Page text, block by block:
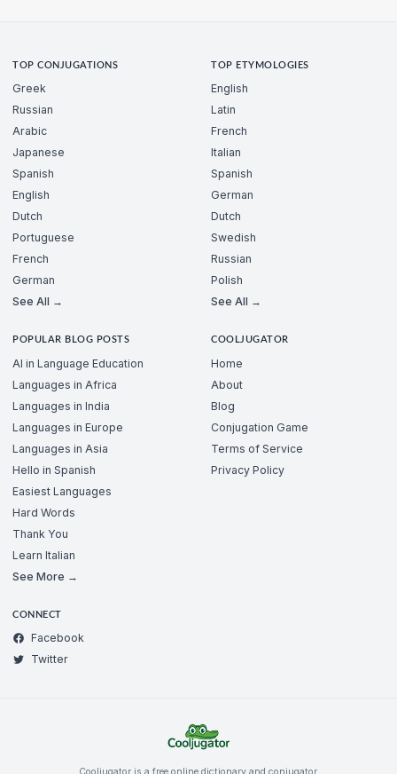
TOP CONJUGATIONS
Greek
Russian
Arabic
Japanese
Spanish
English
Dutch
Portuguese
French
German
See All →
TOP ETYMOLOGIES
English
Latin
French
Italian
Spanish
German
Dutch
Swedish
Russian
Polish
See All →
POPULAR BLOG POSTS
AI in Language Education
Languages in Africa
Languages in India
Languages in Europe
Languages in Asia
Hello in Spanish
Easiest Languages
Hard Words
Thank You
Learn Italian
See More →
COOLJUGATOR
Home
About
Blog
Conjugation Game
Terms of Service
Privacy Policy
CONNECT
Facebook
Twitter